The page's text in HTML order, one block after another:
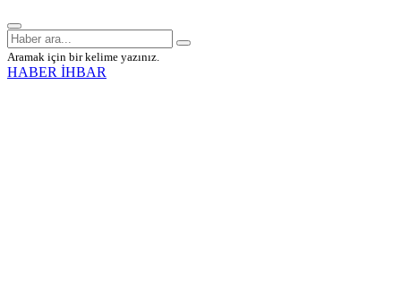
Aramak için bir kelime yazınız.
HABER İHBAR